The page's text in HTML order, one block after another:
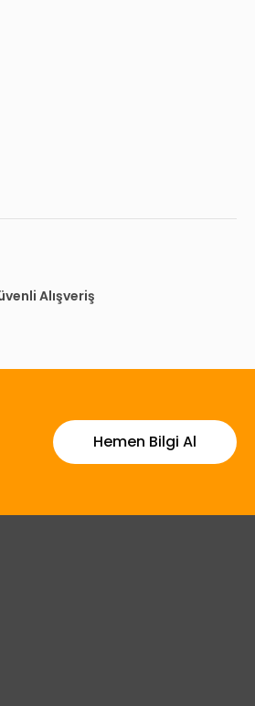
Alışveriş
Hemen Bilgi Al